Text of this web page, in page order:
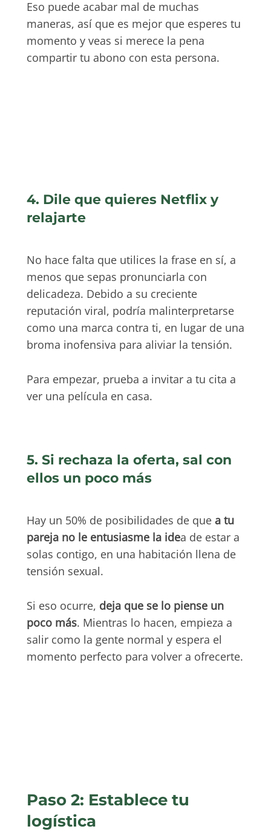
Eso puede acabar mal de muchas
maneras, así que es mejor que esperes tu
momento y veas si merece la pena
compartir tu abono con esta persona.
4. Dile que quieres Netflix y
relajarte
No hace falta que utilices la frase en sí, a
menos que sepas pronunciarla con
delicadeza. Debido a su creciente
reputación viral, podría malinterpretarse
como una marca contra ti, en lugar de una
broma inofensiva para aliviar la tensión.
Para empezar, prueba a invitar a tu cita a
ver una película en casa.
5. Si rechaza la oferta, sal con
ellos un poco más
Hay un 50% de posibilidades de que a tu
pareja no le entusiasme la idea de estar a
solas contigo, en una habitación llena de
tensión sexual.
Si eso ocurre, deja que se lo piense un
poco más. Mientras lo hacen, empieza a
salir como la gente normal y espera el
momento perfecto para volver a ofrecerte.
Paso 2: Establece tu
logística